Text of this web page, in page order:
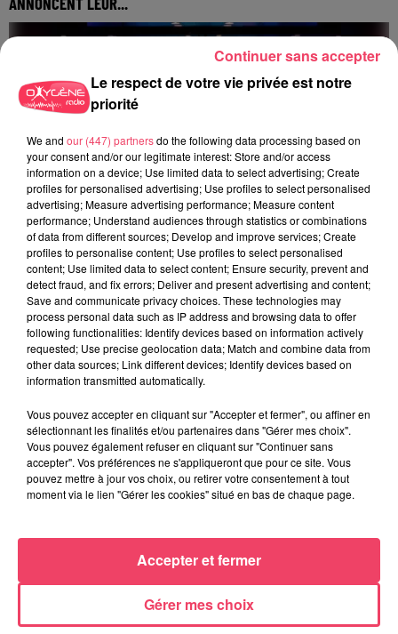
Pierrick Capelle et Abdoulaye Bamba, deux joueurs
la fin de la saison. Le capitaine était...
FUSION EVENT 2026 : LA POP CULTURE DÉBARQUE À SEGRÉ CE
WEEK-END !
Segré-en-Anjou Bleu se prépare à vivre un événement hors du
commun : Fusion Event 2026, le rendez-vous incontournable
de la pop culture dans le Maine-et-Loire
EXERCICE...
L'exercice mené par les militaires cette nuit à Angers dans la
Maine s'est mal terminé : deux jeunes hommes âgés de 24 et
30 ans sont décédés au CHU, après...
Le respect de votre vie privée est notre
priorité
We and our (447) partnersdo the following data processing based on
your consent and/or our legitimate interest: Store and/or access
information on a device; Use limited data to select advertising; Create
profiles for personalised advertising; Use profiles to select personalised
advertising; Measure advertising performance; Measure content
performance; Understand audiences through statistics or combinations
of data from different sources; Develop and improve services; Create
profiles to personalise content; Use profiles to select personalised
content; Use limited data to select content; Ensure security, prevent and
detect fraud, and fix errors; Deliver and present advertising and content;
Save and communicate privacy choices. These technologies may
process personal data such as IP address and browsing data to offer
following functionalities: Identify devices based on information actively
requested; Use precise geolocation data; Match and combine data from
other data sources; Link different devices; Identify devices based on
information transmitted automatically.
Vous pouvez accepter en cliquant sur "Accepter et fermer", ou affiner en
sélectionnant les finalités et/ou partenaires dans "Gérer mes choix".
Vous pouvez également refuser en cliquant sur "Continuer sans
accepter". Vos préférences ne s'appliqueront que pour ce site. Vous
pouvez mettre à jour vos choix, ou retirer votre consentement à tout
moment via le lien "Gérer les cookies" situé en bas de chaque page.
Gérer mes choix
Accepter et fermer
Continuer sans accepter